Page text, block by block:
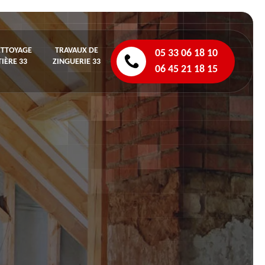
33
TRAVAUX DE
ZINGUERIE 33
05 33 06 18 10
06 45 21 18 15